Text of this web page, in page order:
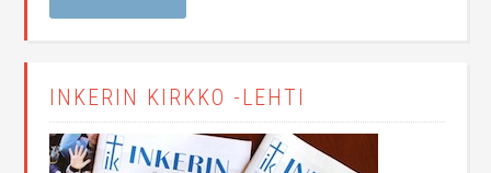
INKERIN KIRKKO -LEHTI